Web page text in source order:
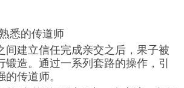
悉的传道师
间建立信任完成亲交之后，果子被
锻造。通过一系列套路的操作，引
传道师。